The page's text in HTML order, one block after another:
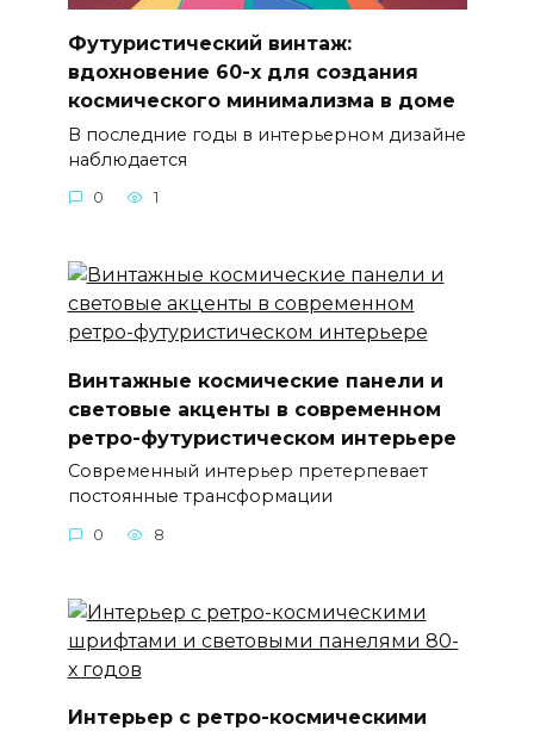
Футуристический винтаж:
вдохновение 60-х для создания
космического минимализма в доме
В последние годы в интерьерном дизайне
наблюдается
0 1
Винтажные космические панели и
световые акценты в современном
ретро-футуристическом интерьере
Современный интерьер претерпевает
постоянные трансформации
0 8
Интерьер с ретро-космическими